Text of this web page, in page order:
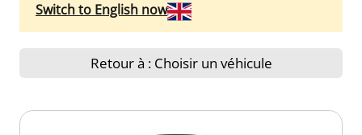
Switch to English now
Retour à : Choisir un véhicule